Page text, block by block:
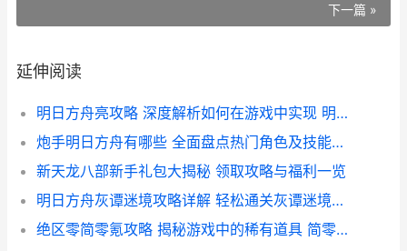
下一篇 »
延伸阅读
明日方舟亮攻略 深度解析如何在游戏中实现 明日方舟亮 成就
炮手明日方舟有哪些 全面盘点热门角色及技能解析
新天龙八部新手礼包大揭秘 领取攻略与福利一览
明日方舟灰谭迷境攻略详解 轻松通关灰谭迷境全攻略指南
绝区零简零氪攻略 揭秘游戏中的稀有道具 简零氪 获取途径及价值